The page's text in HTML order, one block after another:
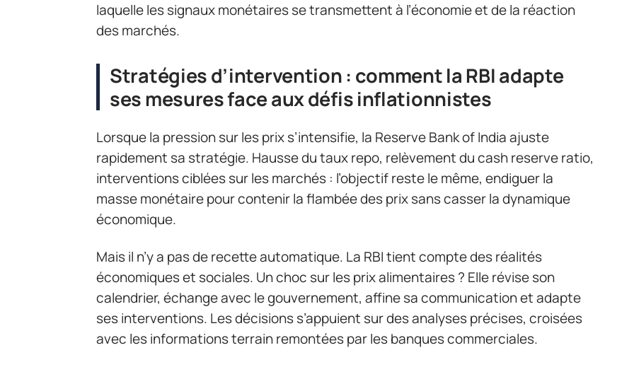
laquelle les signaux monétaires se transmettent à l’économie et de la réaction
des marchés.
Stratégies d’intervention : comment la RBI adapte
ses mesures face aux défis inflationnistes
Lorsque la pression sur les prix s’intensifie, la Reserve Bank of India ajuste
rapidement sa stratégie. Hausse du taux repo, relèvement du cash reserve ratio,
interventions ciblées sur les marchés : l’objectif reste le même, endiguer la
masse monétaire pour contenir la flambée des prix sans casser la dynamique
économique.
Mais il n’y a pas de recette automatique. La RBI tient compte des réalités
économiques et sociales. Un choc sur les prix alimentaires ? Elle révise son
calendrier, échange avec le gouvernement, affine sa communication et adapte
ses interventions. Les décisions s’appuient sur des analyses précises, croisées
avec les informations terrain remontées par les banques commerciales.